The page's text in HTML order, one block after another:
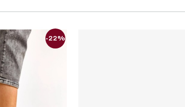
-22%